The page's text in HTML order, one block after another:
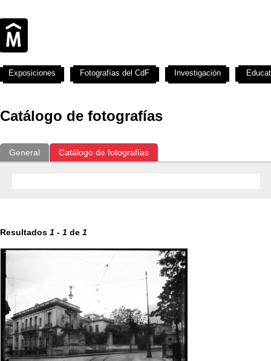
Catálogo de fotografías
General Catálogo de fotografías
Resultados 1 - 1 de 1
Exposiciones Fotografías del CdF Investigación